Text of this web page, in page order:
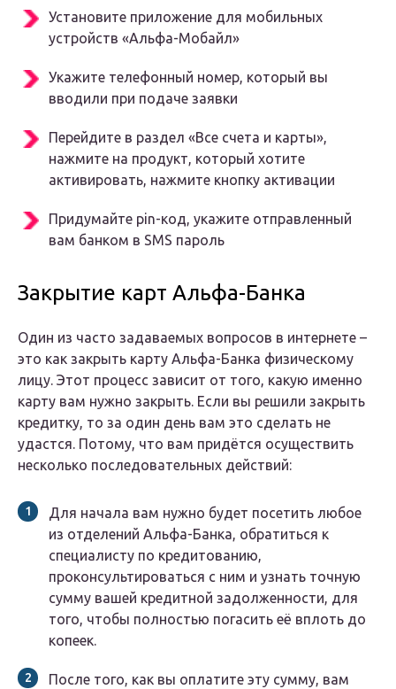
Установите приложение для мобильных
устройств «Альфа-Мобайл»
Укажите телефонный номер, который вы
вводили при подаче заявки
Перейдите в раздел «Все счета и карты»,
нажмите на продукт, который хотите
активировать, нажмите кнопку активации
Придумайте pin-код, укажите отправленный
вам банком в SMS пароль
Закрытие карт Альфа-Банка
Один из часто задаваемых вопросов в интернете –
это как закрыть карту Альфа-Банка физическому
лицу. Этот процесс зависит от того, какую именно
карту вам нужно закрыть. Если вы решили закрыть
кредитку, то за один день вам это сделать не
удастся. Потому, что вам придётся осуществить
несколько последовательных действий:
Для начала вам нужно будет посетить любое
из отделений Альфа-Банка, обратиться к
специалисту по кредитованию,
проконсультироваться с ним и узнать точную
сумму вашей кредитной задолженности, для
того, чтобы полностью погасить её вплоть до
копеек.
После того, как вы оплатите эту сумму, вам